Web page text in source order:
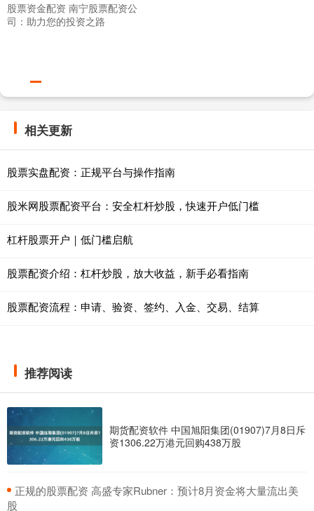
股票资金配资 南宁股票配资公
司：助力您的投资之路
相关更新
股票实盘配资：正规平台与操作指南
股米网股票配资平台：安全杠杆炒股，快速开户低门槛
杠杆股票开户｜低门槛启航
股票配资介绍：杠杆炒股，放大收益，新手必看指南
股票配资流程：申请、验资、签约、入金、交易、结算
推荐阅读
期货配资软件 中国旭阳集团(01907)7月8日斥
资1306.22万港元回购438万股
​正规的股票配资 高盛专家Rubner：预计8月资金将大量流出美
股